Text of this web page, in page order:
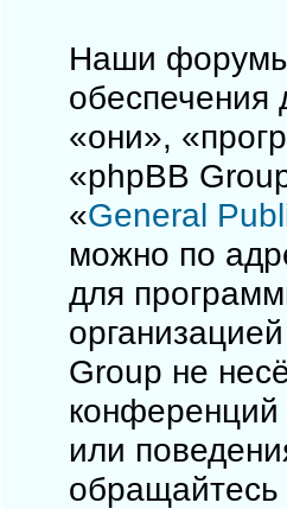
Наши форумы
«они»,
«phpBB
«General
можно по
для
Group не
конференций
или
обращайтесь